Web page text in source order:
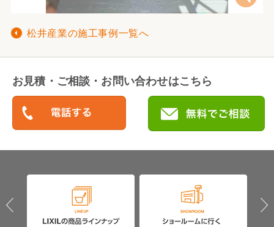
松井産業の施工事例一覧へ
お見積・ご相談・お問い合わせはこちら